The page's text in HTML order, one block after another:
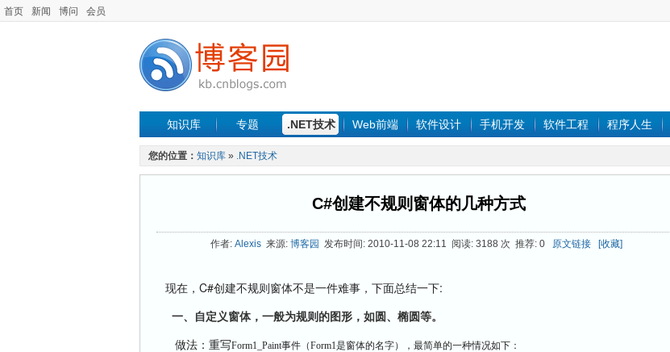
首页 新闻 博问 会员
知识库 专题 .NET技术 Web前端 软件设计 手机开发 软件工程 程序人生
您的位置： 知识库 » .NET技术
C#创建不规则窗体的几种方式
作者: Alexis来源: 博客园 发布时间: 2010-11-08 22:11 阅读: 3188 次 推荐: 0 原文链接 [收藏]
现在， C#创建不规则窗体不是一件难事，下面总结一下:
一、
自定义窗体，一般为规则的图形，如圆、椭圆等。
做法：重写Form1_Paint事件（Form1是窗体的名字），最简单的一种情况如下：